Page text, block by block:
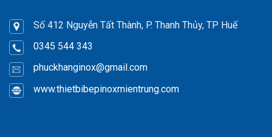
Số 412 Nguyễn Tất Thành, P. Thanh Thủy, TP Huế
0345 544 343
phuckhanginox@gmail.com
www.thietbibepinoxmientrung.com